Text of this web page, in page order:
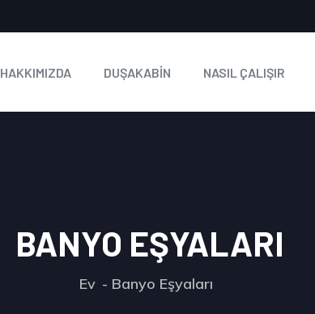
HAKKIMIZDA DUŞAKABİN NASIL ÇALIŞIR
BANYO EŞYALARI
Ev Banyo Eşyaları